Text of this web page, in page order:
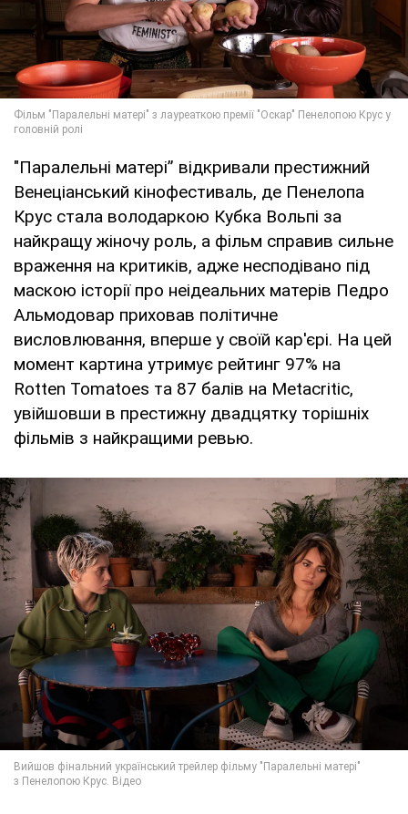
"Паралельні матері” відкривали престижний
Венеціанський кінофестиваль, де Пенелопа
Крус стала володаркою Кубка Вольпі за
найкращу жіночу роль, а фільм справив сильне
враження на критиків, адже несподівано під
маскою історії про неідеальних матерів Педро
Альмодовар приховав політичне
висловлювання, вперше у своїй кар'єрі. На цей
момент картина утримує рейтинг 97% на
Rotten Tomatoes та 87 балів на Metacritic,
увійшовши в престижну двадцятку торішніх
фільмів з найкращими ревью.